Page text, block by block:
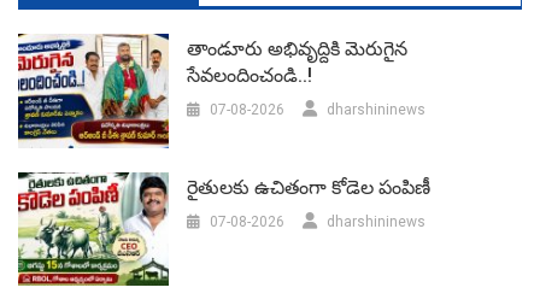
తాండూరు అభివృద్దికి మెరుగైన
సేవలందించండి..!
07-08-2026 dharshininews
రైతులకు ఉచితంగా కోడెల పంపిణీ
07-08-2026 dharshininews